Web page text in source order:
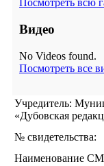
Посмотреть всю
Видео
No Videos found.
Посмотреть все
Учредитель:
«Дубовская
№ свидетельства:
Наименование